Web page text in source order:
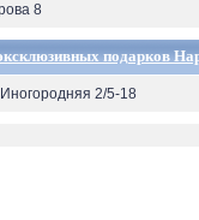
8
подарков
2/5-18